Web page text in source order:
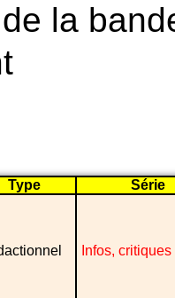
la
Type Série
Infos, critiques